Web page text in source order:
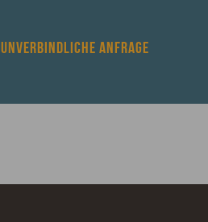
UNVERBINDLICHE ANFRAGE